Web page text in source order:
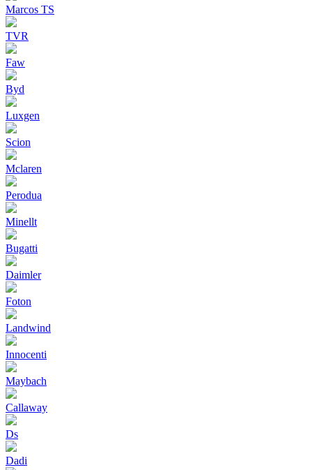
Marcos TS
TVR
Faw
Byd
Luxgen
Scion
Mclaren
Perodua
Minellt
Bugatti
Daimler
Foton
Landwind
Innocenti
Maybach
Callaway
Ds
Dadi